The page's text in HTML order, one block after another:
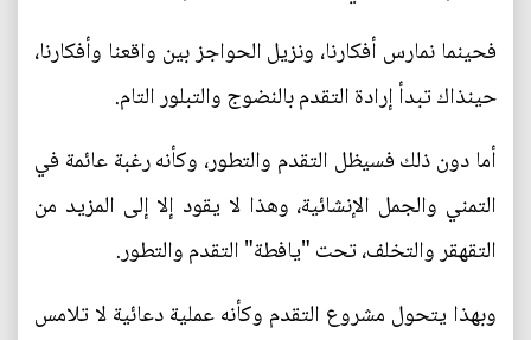
فحينما نمارس أفكارنا، ونزيل الحواجز بين واقعنا وأفكارنا،
حينذاك تبدأ إرادة التقدم بالنضوج والتبلور التام.
أما دون ذلك فسيظل التقدم والتطور، وكأنه رغبة عائمة في
التمني والجمل الإنشائية، وهذا لا يقود إلا إلى المزيد من
التقهقر والتخلف، تحت "يافطة" التقدم والتطور.
وبهذا يتحول مشروع التقدم وكأنه عملية دعائية لا تلامس